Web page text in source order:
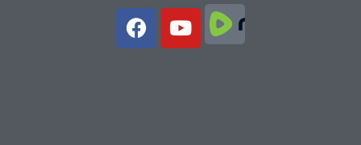
F
a
c
Y
o
u